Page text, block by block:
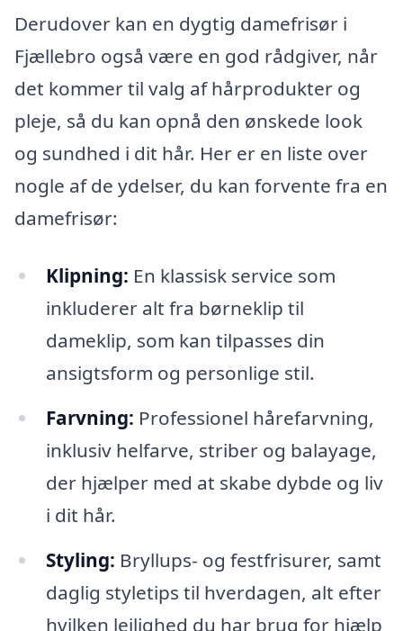
Derudover kan en dygtig damefrisør i
Fjællebro også være en god rådgiver, når
det kommer til valg af hårprodukter og
pleje, så du kan opnå den ønskede look
og sundhed i dit hår. Her er en liste over
nogle af de ydelser, du kan forvente fra en
damefrisør:
Klipning: En klassisk service som
inkluderer alt fra børneklip til
dameklip, som kan tilpasses din
ansigtsform og personlige stil.
Farvning: Professionel hårefarvning,
inklusiv helfarve, striber og balayage,
der hjælper med at skabe dybde og liv
i dit hår.
Styling: Bryllups- og festfrisurer, samt
daglig styletips til hverdagen, alt efter
hvilken lejlighed du har brug for hjælp